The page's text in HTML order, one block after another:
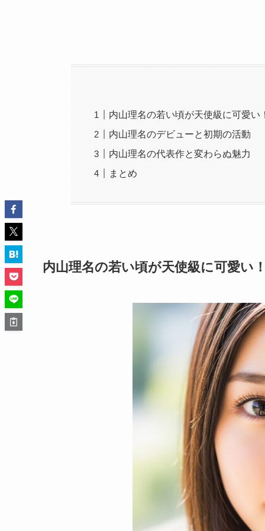
内山理名の若い頃が天使級に可愛い
内山理名のデビューと初期の活動
内山理名の代表作と変わらぬ魅力
まとめ
内山理名の若い頃が天使級に可愛い